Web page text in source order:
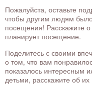
Пожалуйста, оставьте
чтобы другим людям
посещения! Расскажите о
планирует посещение.
Поделитесь с своими
о том, что вам
показалось интересным
детьми, расскажите об их